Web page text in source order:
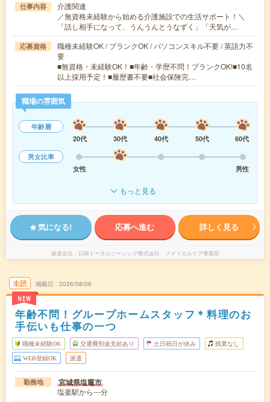
仕事内容
介護関連
／無資格未経験から始める介護施設での生活サポート！＼
「話し相手になって、うんうんとうなずく」「天気が…
応募資格
職種未経験OK / ブランクOK / パソコンスキル不要 / 英語力不
要
■無資格・未経験OK！■年齢・学歴不問！ブランクOK!■10名
以上採用予定！■履歴書不要■社会保険完…
職場の雰囲気
年齢層
20代
30代 40代 50代
60代
男女比率
女性
男性
もっと見る
気になる! 応募へ進む 詳しく見る
派遣会社 日研トータルソーシング株式会社 メディカルケア事業部
未読
NEW
掲載日 2026/08/06
年齢不問！グループホームスタッフ＊料理のお
手伝いも仕事の一つ
職種未経験OK 交通費別途支給あり 土日祝日が休み 残業なし
WEB登録OK 派遣
勤務地 宮城県塩竈市
塩釜駅から---分